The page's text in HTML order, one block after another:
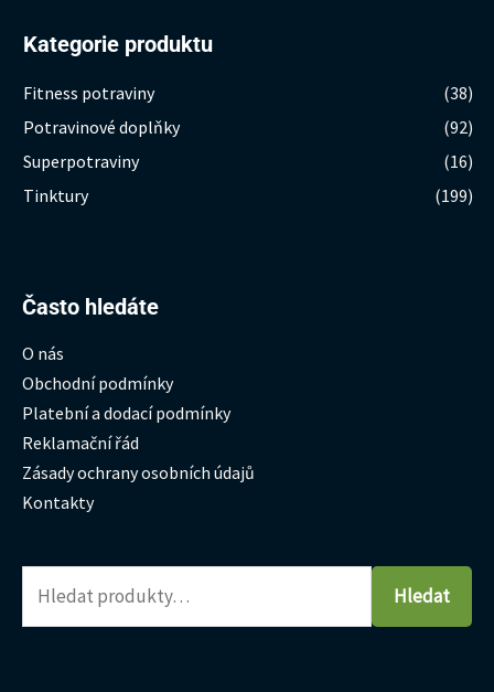
Kategorie produktu
Fitness potraviny
(38)
Potravinové doplňky
(92)
Superpotraviny
(16)
Tinktury
(199)
Často hledáte
O nás
Obchodní podmínky
Platební a dodací podmínky
Reklamační řád
Zásady ochrany osobních údajů
Kontakty
Hledat:
Hledat